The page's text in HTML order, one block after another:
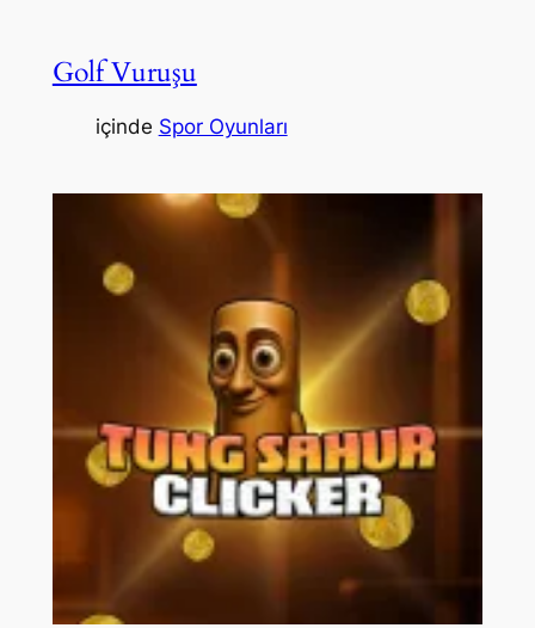
Golf Vuruşu
içinde Spor Oyunları